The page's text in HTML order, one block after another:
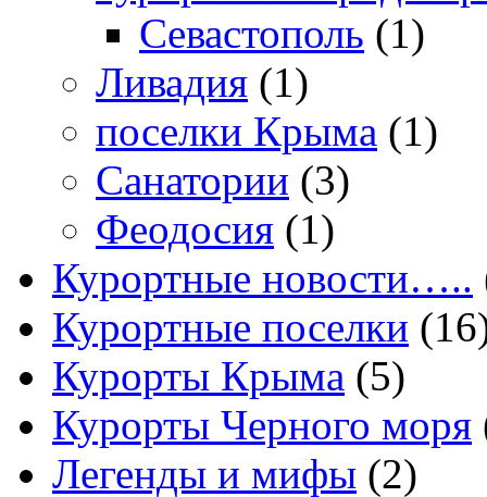
Севастополь (1)
Ливадия (1)
поселки Крыма (1)
Санатории (3)
Феодосия (1)
Курортные новости…..
Курортные поселки
Курорты Крыма (5)
Курорты Черного моря
Легенды и мифы (2)